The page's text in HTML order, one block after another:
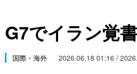
国際G7でイラン覚
国際・海外 2026.06.18 01:16 /